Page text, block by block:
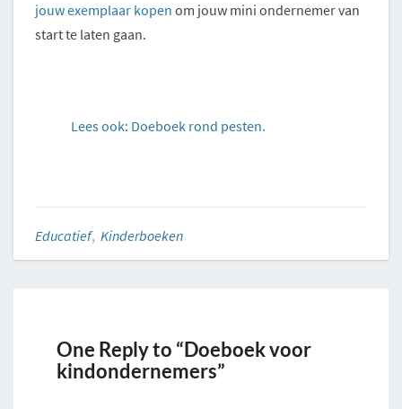
jouw exemplaar kopen om jouw mini ondernemer van
start te laten gaan.
Lees ook: Doeboek rond pesten.
Educatief, Kinderboeken
One Reply to “Doeboek voor
kindondernemers”